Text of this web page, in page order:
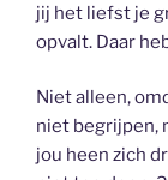
jij het liefst je
opvalt. Daar
Niet alleen,
niet begrijpen,
jou heen zich